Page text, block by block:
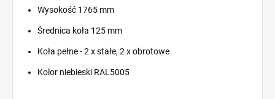
Wysokość 1765 mm
Średnica koła 125 mm
Koła pełne - 2 x stałe, 2 x obrotowe
Kolor niebieski RAL5005